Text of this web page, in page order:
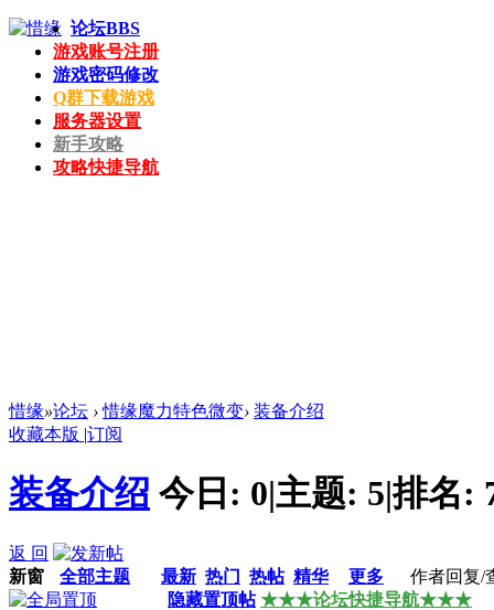
论坛BBS
游戏账号注册
游戏密码修改
Q群下载游戏
服务器设置
新手攻略
攻略快捷导航
惜缘»论坛 › 惜缘魔力特色微变› 装备介绍
收藏本版 |订阅
装备介绍 今日: 0|主题: 5|排名:
返 回
新窗
全部主题 最新 热门 热帖 精华 更多 作者回复/
隐藏置顶帖 ★★★论坛快捷导航★★★